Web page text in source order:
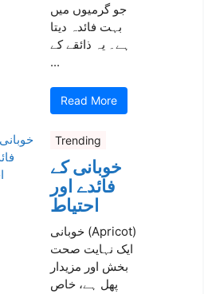
جو گرمیوں میں
بہت فائدہ دیتا
ہے۔ یہ ذائقے کے
...
Read More
Trending
خوبانی کے
فائدے اور
احتیاط
خوبانی (Apricot)
ایک نہایت صحت
بخش اور مزیدار
پھل ہے، خاص